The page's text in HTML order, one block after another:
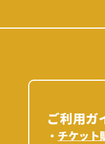
ご利用ガ
・ チケット